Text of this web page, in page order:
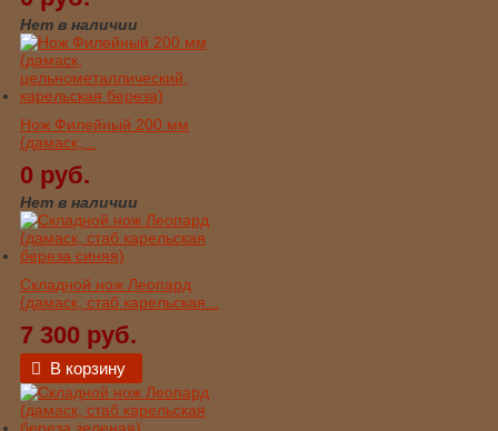
Нет в наличии
Нож Филейный 200 мм
(дамаск,...
0 руб.
Нет в наличии
Складной нож Леопард
(дамаск, стаб карельская...
7 300 руб.
В корзину